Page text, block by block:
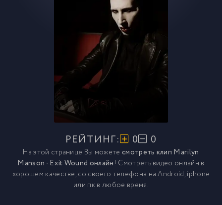
РЕЙТИНГ: 0 0
На этой странице Вы можете смотреть клип Marilyn
Manson - Exit Wound онлайн! Смотреть видео онлайн в
хорошем качестве, со своего телефона на Android, iphone
или пк в любое время.